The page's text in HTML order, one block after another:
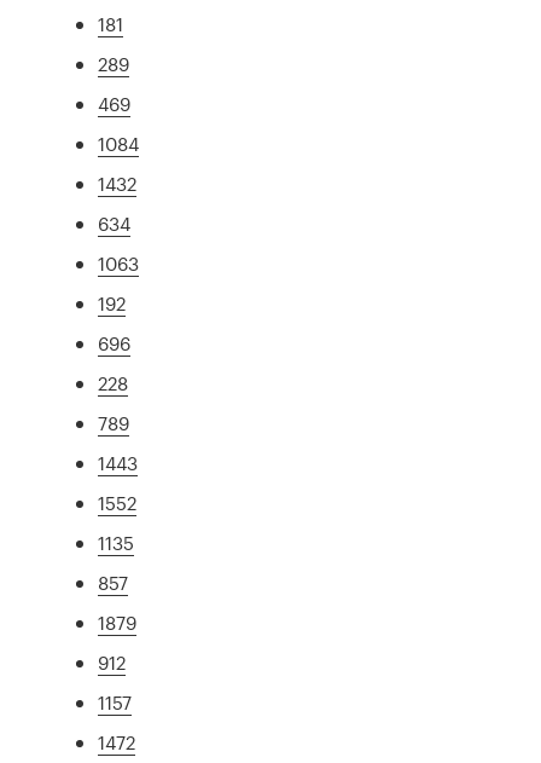
181
289
469
1084
1432
634
1063
192
696
228
789
1443
1552
1135
857
1879
912
1157
1472